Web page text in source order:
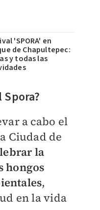
'SPORA' en
de Chapultepec:
y todas las
a cabo el
Ciudad de
la
hongos
,
en la vida